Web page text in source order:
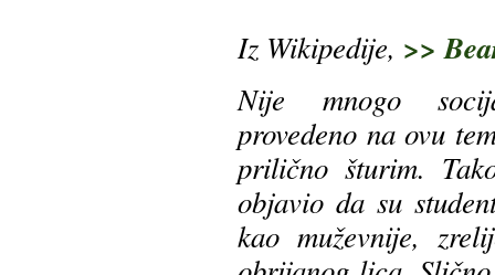
Iz Wikipedije, >>
Nije mnogo
provedeno na ovu
prilično šturim.
objavio da su
kao muževnije,